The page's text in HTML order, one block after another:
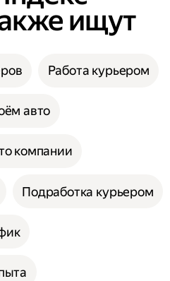
ищут
Работа курьером
авто
компании
Подработка курьером